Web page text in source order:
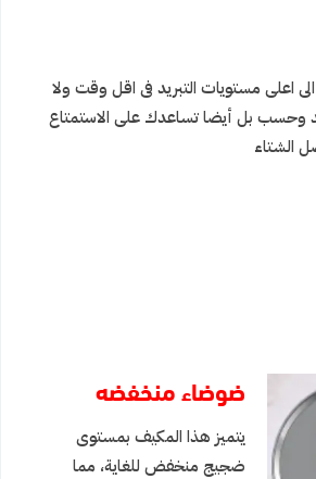
اعلى مستويات التبريد فى اقل وقت ولا
وحسب بل أيضا تساعدك على الاستمتاع
في فصل الشتاء
ضوضاء منخفضه
يتميز هذا المكيف بمستوى
ضجيج منخفض للغاية، مما